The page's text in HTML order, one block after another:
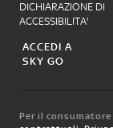
DICHIARAZIONE DI
ACCESSIBILITA'
ACCEDI A
SKY GO
Per il